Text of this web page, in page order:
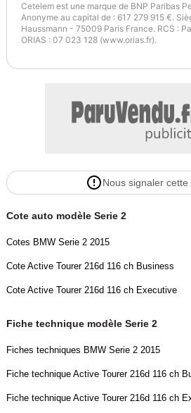
Cetelem est une marque de BNP Paribas
Anonyme au capital de : 617 279 915 €.
Haussmann - 75009 Paris France. RCS :
ORIAS : 07 023 128 (www.orias.fr).
Nous signaler cette
Cote auto modèle Serie 2
Cotes BMW Serie 2 2015
Cote Active Tourer 216d 116 ch Business
Cote Active Tourer 216d 116 ch Executive
Fiche technique modèle Serie 2
Fiches techniques BMW Serie 2 2015
Fiche technique Active Tourer 216d 116 ch
Fiche technique Active Tourer 216d 116 ch